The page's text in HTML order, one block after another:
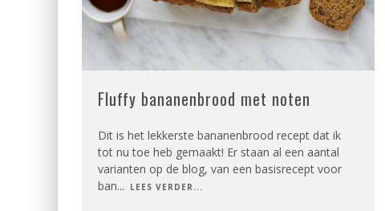
Fluffy bananenbrood met noten
Dit is het lekkerste bananenbrood recept dat ik
tot nu toe heb gemaakt! Er staan al een aantal
varianten op de blog, van een basisrecept voor
ban... LEES VERDER...